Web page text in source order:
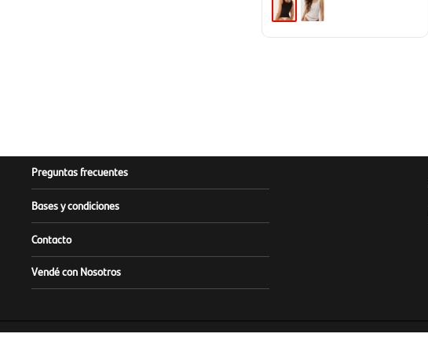
Preguntas frecuentes
Bases y condiciones
Contacto
Vendé con Nosotros